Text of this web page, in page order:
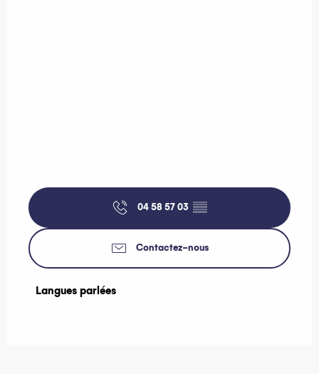
04 58 57 03 ▒▒
Contactez-nous
Langues parlées
Langues parlées